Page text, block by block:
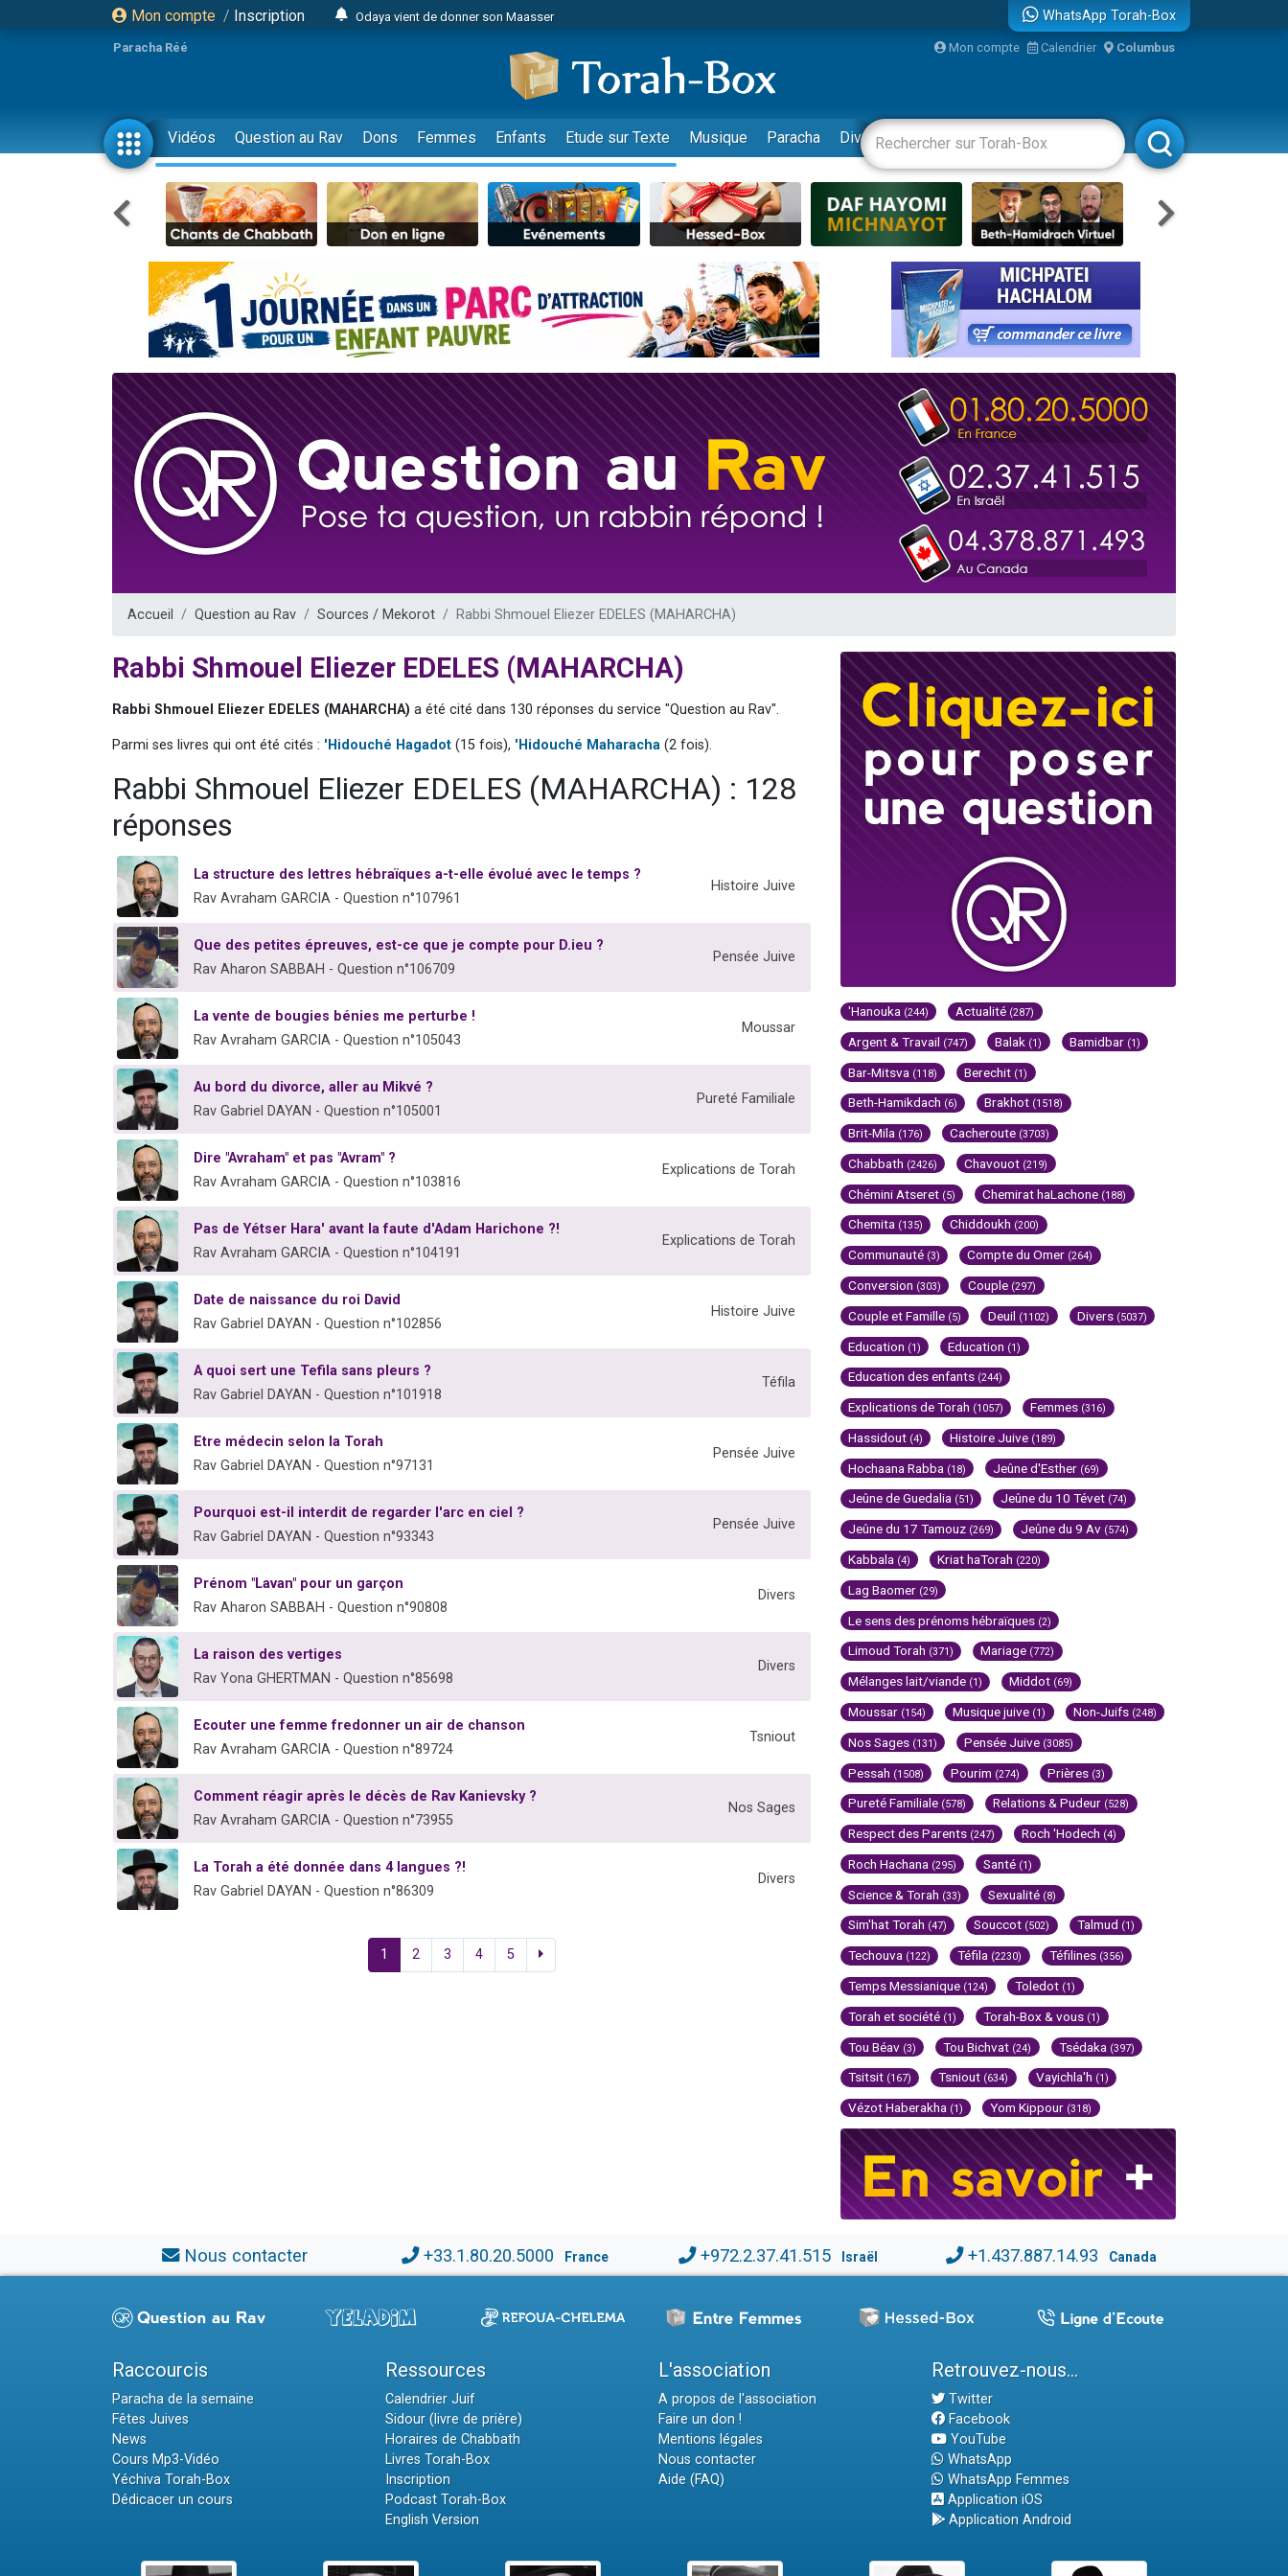
Mon compte / Inscription
Odaya vient de donner son Maasser
3 personnes viennent de faire un don pour Diane, 80 ans, dans un appartement insalubre
2 personnes viennent de nous rejoindre sur WhatsApp
13 personnes viennent de demander une bénédiction
12 nouvelles musiques dans Torah-Box Music
30 personnes viennent de faire un don pour Sauvez la jambe de Yohan
Il reste 49 places pour étudier en groupe sur Zoom
3 personnes viennent de nous rejoindre sur WhatsApp
3 personnes viennent de nous rejoindre sur WhatsApp
2 nouvelles musiques dans Torah-Box Music
8 personnes viennent de faire un don pour Tsédaka : pauvres d'Israel
Nouvelle émission radio : Visions de grandeur n°104 : Le Chabbath et le Birkat Hamazone à travers le temps
61 personnes viennent de demander une bénédiction
Ariel vient de donner son Maasser
Il reste 49 places pour étudier en groupe sur Zoom
Nathaniel vient de donner son Maasser
6 personnes viennent de faire un don pour 5 enfants déjà orphelins risquent de perdre leur maman
WhatsApp Torah-Box
Paracha Réé Mon compte Calendrier Columbus
Vidéos Question au Rav Dons Femmes Enfants Etude sur Texte Musique Paracha Divertissements Livres Rabbanim
Accueil Question au Rav Sources / Mekorot Rabbi Shmouel Eliezer EDELES (MAHARCHA)
Rabbi Shmouel Eliezer EDELES (MAHARCHA)
Rabbi Shmouel Eliezer EDELES (MAHARCHA) a été cité dans 130 réponses du service "Question au Rav".
Parmi ses livres qui ont été cités : 'Hidouché Hagadot (15 fois), 'Hidouché Maharacha (2 fois).
Rabbi Shmouel Eliezer EDELES (MAHARCHA) : 128
réponses
La structure des lettres hébraïques a-t-elle évolué avec le temps ?
Rav Avraham GARCIA - Question n°107961
Histoire Juive
Que des petites épreuves, est-ce que je compte pour D.ieu ?
Rav Aharon SABBAH - Question n°106709
Pensée Juive
La vente de bougies bénies me perturbe !
Rav Avraham GARCIA - Question n°105043
Moussar
Au bord du divorce, aller au Mikvé ?
Rav Gabriel DAYAN - Question n°105001
Pureté Familiale
Dire "Avraham" et pas "Avram" ?
Rav Avraham GARCIA - Question n°103816
Explications de Torah
Pas de Yétser Hara' avant la faute d'Adam Harichone ?!
Rav Avraham GARCIA - Question n°104191
Explications de Torah
Date de naissance du roi David
Rav Gabriel DAYAN - Question n°102856
Histoire Juive
A quoi sert une Tefila sans pleurs ?
Rav Gabriel DAYAN - Question n°101918
Téfila
Etre médecin selon la Torah
Rav Gabriel DAYAN - Question n°97131
Pensée Juive
Pourquoi est-il interdit de regarder l'arc en ciel ?
Rav Gabriel DAYAN - Question n°93343
Pensée Juive
Prénom "Lavan" pour un garçon
Rav Aharon SABBAH - Question n°90808
Divers
La raison des vertiges
Rav Yona GHERTMAN - Question n°85698
Divers
Ecouter une femme fredonner un air de chanson
Rav Avraham GARCIA - Question n°89724
Tsniout
Comment réagir après le décès de Rav Kanievsky ?
Rav Avraham GARCIA - Question n°73955
Nos Sages
La Torah a été donnée dans 4 langues ?!
Rav Gabriel DAYAN - Question n°86309
Divers
1 2 3 4 5
'Hanouka (244) Actualité (287)
Argent & Travail (747) Balak (1) Bamidbar (1)
Bar-Mitsva (118) Berechit (1)
Beth-Hamikdach (6) Brakhot (1518)
Brit-Mila (176) Cacheroute (3703)
Chabbath (2426) Chavouot (219)
Chémini Atseret (5) Chemirat haLachone (188)
Chemita (135) Chiddoukh (200)
Communauté (3) Compte du Omer (264)
Conversion (303) Couple (297)
Couple et Famille (5) Deuil (1102) Divers (5037)
Education (1) Education (1)
Education des enfants (244)
Explications de Torah (1057) Femmes (316)
Hassidout (4) Histoire Juive (189)
Hochaana Rabba (18) Jeûne d'Esther (69)
Jeûne de Guedalia (51) Jeûne du 10 Tévet (74)
Jeûne du 17 Tamouz (269) Jeûne du 9 Av (574)
Kabbala (4) Kriat haTorah (220)
Lag Baomer (29)
Le sens des prénoms hébraïques (2)
Limoud Torah (371) Mariage (772)
Mélanges lait/viande (1) Middot (69)
Moussar (154) Musique juive (1) Non-Juifs (248)
Nos Sages (131) Pensée Juive (3085)
Pessah (1508) Pourim (274) Prières (3)
Pureté Familiale (578) Relations & Pudeur (528)
Respect des Parents (247) Roch 'Hodech (4)
Roch Hachana (295) Santé (1)
Science & Torah (33) Sexualité (8)
Sim'hat Torah (47) Souccot (502) Talmud (1)
Techouva (122) Téfila (2230) Téfilines (356)
Temps Messianique (124) Toledot (1)
Torah et société (1) Torah-Box & vous (1)
Tou Béav (3) Tou Bichvat (24) Tsédaka (397)
Tsitsit (167) Tsniout (634) Vayichla'h (1)
Vézot Haberakha (1) Yom Kippour (318)
Nous contacter +33.1.80.20.5000 France +972.2.37.41.515 Israël +1.437.887.14.93 Canada
Raccourcis
Paracha de la semaine
Fêtes Juives
News
Cours Mp3-Vidéo
Yéchiva Torah-Box
Dédicacer un cours
Ressources
Calendrier Juif
Sidour (livre de prière)
Horaires de Chabbath
Livres Torah-Box
Inscription
Podcast Torah-Box
English Version
L'association
A propos de l'association
Faire un don !
Mentions légales
Nous contacter
Aide (FAQ)
Retrouvez-nous...
Twitter
Facebook
YouTube
WhatsApp
WhatsApp Femmes
Application iOS
Application Android